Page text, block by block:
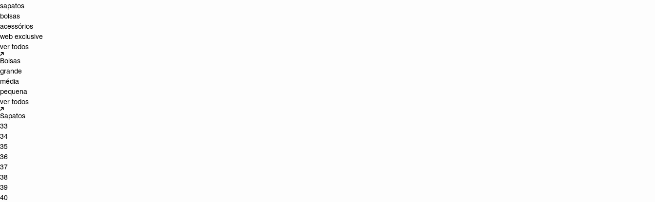
sapatos
bolsas
acessórios
web exclusive
ver todos
Bolsas
grande
média
pequena
ver todos
Sapatos
33
34
35
36
37
38
39
40